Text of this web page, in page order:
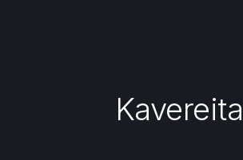
Kavereita